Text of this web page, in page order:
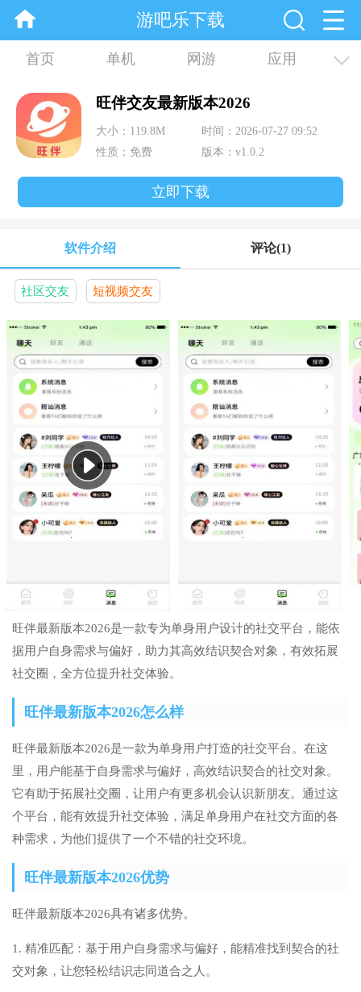
游吧乐下载
首页 单机 网游 应用
资讯 合集
旺伴交友最新版本2026
大小：119.8M
时间：2026-07-27 09:52
性质：免费
版本：v1.0.2
立即下载
软件介绍 评论(1)
社区交友 短视频交友
旺伴最新版本2026是一款专为单身用户设计的社交平台，能依
据用户自身需求与偏好，助力其高效结识契合对象，有效拓展
社交圈，全方位提升社交体验。
旺伴最新版本2026怎么样
旺伴最新版本2026是一款为单身用户打造的社交平台。在这
里，用户能基于自身需求与偏好，高效结识契合的社交对象。
它有助于拓展社交圈，让用户有更多机会认识新朋友。通过这
个平台，能有效提升社交体验，满足单身用户在社交方面的各
种需求，为他们提供了一个不错的社交环境。
旺伴最新版本2026优势
旺伴最新版本2026具有诸多优势。
1. 精准匹配：基于用户自身需求与偏好，能精准找到契合的社
交对象，让您轻松结识志同道合之人。